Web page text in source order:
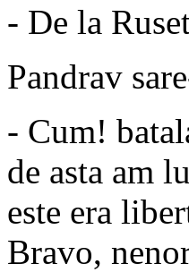
- De la
Pandrav
- Cum!
de asta am
este era
Bravo,